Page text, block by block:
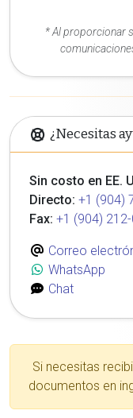
* Al proporcionar
¿Necesitas
Sin costo en EE.
Directo: +1 (904)
Fax: +1 (904)
Correo
WhatsApp
Chat
Si necesitas
documentos en